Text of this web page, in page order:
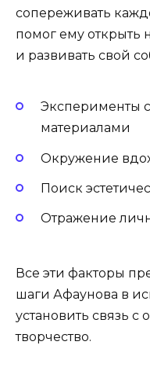
сопереживать
помог ему открыть
и развивать свой
Эксперименты
материалами
Окружение
Поиск
Отражение
Все эти факторы
шаги Афаунова в
установить связь
творчество.